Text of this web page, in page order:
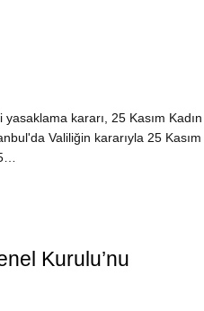
kararı, 25 Kasım Kadın
Valiliğin kararıyla 25 Kasım
Kurulu’nu